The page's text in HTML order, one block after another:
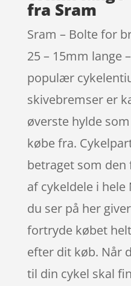
fra Sram
Sram – Bolte for
25 – 15mm lange
populær
skivebremser er
øverste hylde
købe fra.
betraget som
af cykeldele i
du ser på her
fortryde købet
efter dit køb. Når
til din cykel skal